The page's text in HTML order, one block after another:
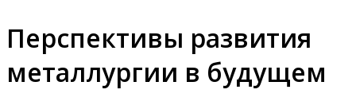
Перспективы развития
металлургии в будущем